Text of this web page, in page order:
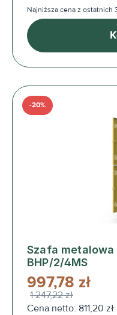
Najniższa cena z ostatnich
Szafa
BHP/2/4MS
-20%
997,78 zł
1 247,22 zł
Cena netto: 811,20 zł